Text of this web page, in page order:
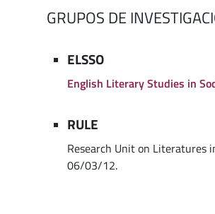
GRUPOS DE
ELSSO
English Literary Studies in
RULE
Research Unit on Literatures
06/03/12.